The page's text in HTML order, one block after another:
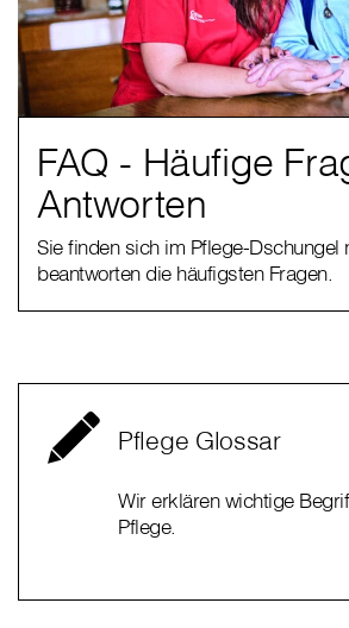
FAQ - Häufige
Antworten
Sie finden sich im Pflege-Dschungel
beantworten die häufigsten Fragen.
Pflege Glossar
Wir erklären wichtige
Pflege.